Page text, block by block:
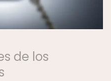
de los